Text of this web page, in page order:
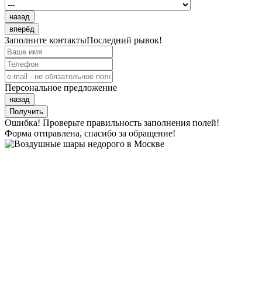
назад
вперёд
Заполните контактыПоследний рывок!
Персональное предложение
назад
Получить
Ошибка! Проверьте правильность заполнения полей!
Форма отправлена, спасибо за обращение!